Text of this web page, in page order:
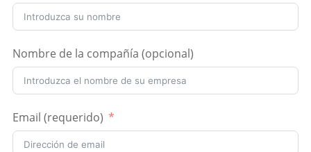
Nombre de la compañía (opcional)
Email (requerido)